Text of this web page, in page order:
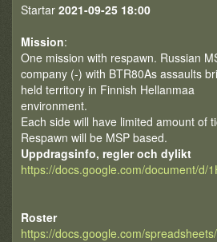
Startar 2021-09-25 18:00
Mission:
One mission with respawn. Russian
company (-) with BTR80As assaults
held territory in Finnish Hellanmaa
environment.
Each side will have limited amount of
Respawn will be MSP based.
Uppdragsinfo, regler och dylikt
https://docs.google.com/document/d/
Roster
https://docs.google.com/